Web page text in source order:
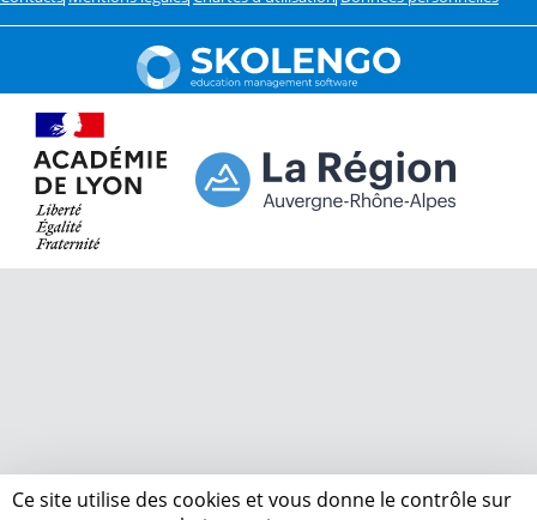
Ce site utilise des cookies et vous donne le contrôle sur